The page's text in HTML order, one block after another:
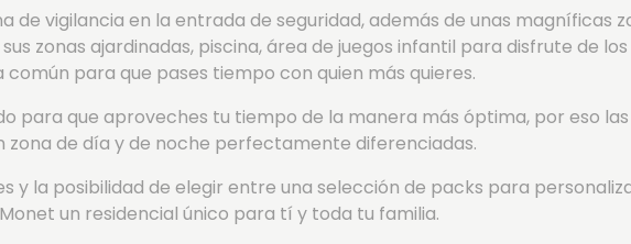
de vigilancia en la entrada de seguridad, además de unas magníficas
zonas ajardinadas, piscina, área de juegos infantil para disfrute de
común para que pases tiempo con quien más quieres.
para que aproveches tu tiempo de la manera más óptima, por eso las
zona de día y de noche perfectamente diferenciadas.
y la posibilidad de elegir entre una selección de packs para
un residencial único para tí y toda tu familia.